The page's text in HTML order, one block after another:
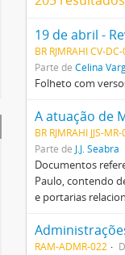
19 de abril -
BR RJMRAHI CV-
Parte de Celina
Folheto com
BR RJMRAHI JJS-
Parte de J.J. Seabra
Documentos
Paulo, contendo
e portarias
RAM-ADMR-022